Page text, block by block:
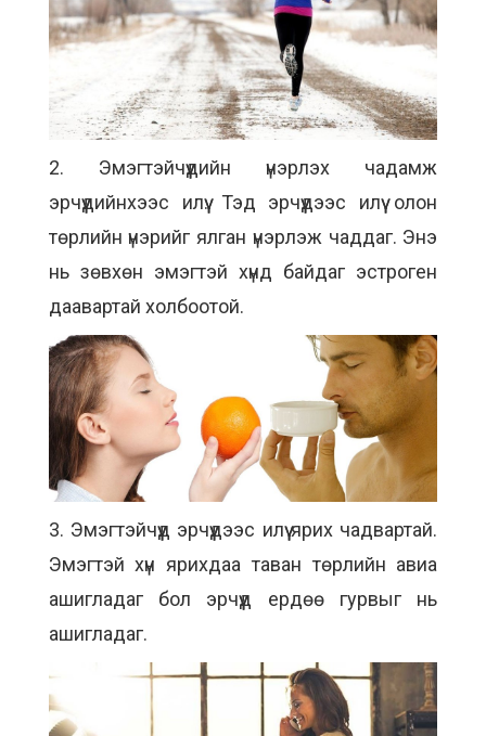
2. Эмэгтэйчүүдийн үнэрлэх чадамж
эрчүүдийнхээс илүү. Тэд эрчүүдээс илүү олон
төрлийн үнэрийг ялган үнэрлэж чаддаг. Энэ
нь зөвхөн эмэгтэй хүнд байдаг эстроген
даавартай холбоотой.
3. Эмэгтэйчүүд эрчүүдээс илүү ярих чадвартай.
Эмэгтэй хүн ярихдаа таван төрлийн авиа
ашигладаг бол эрчүүд ердөө гурвыг нь
ашигладаг.